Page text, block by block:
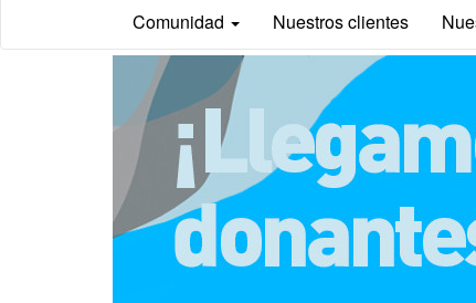
Comunidad
Nuestros clientes
Contenido
principal